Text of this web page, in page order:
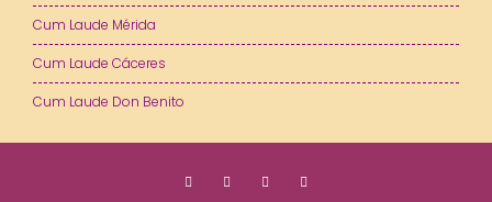
Cum Laude Mérida
Cum Laude Cáceres
Cum Laude Don Benito